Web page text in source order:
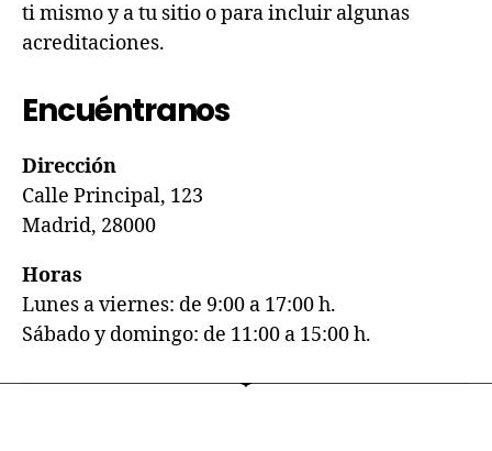
ti mismo y a tu sitio o para incluir algunas
acreditaciones.
Encuéntranos
Dirección
Calle Principal, 123
Madrid, 28000
Horas
Lunes a viernes: de 9:00 a 17:00 h.
Sábado y domingo: de 11:00 a 15:00 h.